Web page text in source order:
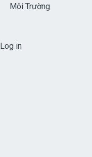
Môi Trường
Log in